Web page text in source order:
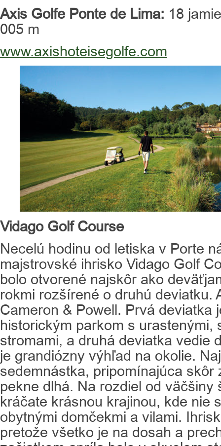
Axis Golfe Ponte de Lima: 18
005 m
www.axishoteisegolfe.com
Vidago Golf Course
Necelú hodinu od letiska v Porte
majstrovské ihrisko Vidago Golf
bolo otvorené najskôr ako
rokmi rozšírené o druhú deviatku.
Cameron & Powell. Prvá deviatka
historickým parkom s urastenými,
stromami, a druhá deviatka vedie
je grandiózny výhľad na okolie.
sedemnástka, pripomínajúca skôr
pekne dlhá. Na rozdiel od väčšiny
kráčate krásnou krajinou, kde nie
obytnými domčekmi a vilami.
pretože všetko je na dosah a